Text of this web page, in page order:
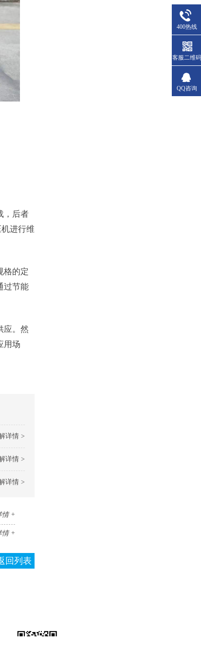
，后者
进行维
格的定
过节能
应。然
用场
详情 >
详情 >
详情 >
情 +
情 +
回列表
400热线
客服二维码
QQ咨询